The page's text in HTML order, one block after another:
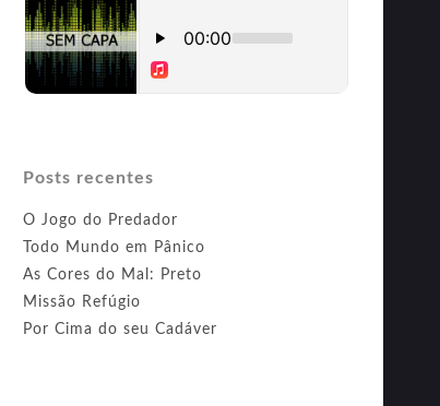
Posts recentes
O Jogo do Predador
Todo Mundo em Pânico
As Cores do Mal: Preto
Missão Refúgio
Por Cima do seu Cadáver